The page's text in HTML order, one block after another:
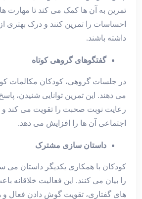
تمرین به آن ‌ها کمک می‌ کند تا مهارت
احساسات را تمرین کنند و درک بهتری
داشته باشند.
گفتگوهای گروهی کوتاه
در جلسات گروهی، کودکان مکالمات
می ‌دهند. این تمرین توانایی شنیدن،
رعایت نوبت صحبت را تقویت می ‌کند و
اجتماعی آن ‌ها را افزایش می‌ دهد.
داستان‌ سازی مشترک
کودکان با همکاری یکدیگر داستان می‌
را بیان می ‌کنند. این فعالیت خلاقانه
های گفتاری، تقویت گوش دادن فعال و